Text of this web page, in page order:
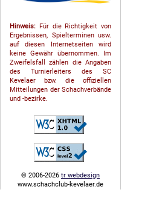
Hinweis: Für die Richtigkeit von
Ergebnissen, Spielterminen usw.
auf diesen Internetseiten wird
keine Gewähr übernommen. Im
Zweifelsfall zählen die Angaben
des Turnierleiters des SC
Kevelaer bzw. die offiziellen
Mitteilungen der Schach­ver­bände
und -bezirke.
© 2006-2026 tr webdesign
www.schachclub-kevelaer.de